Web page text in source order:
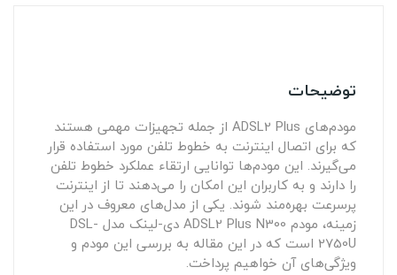
توضیحات
مودم‌های ADSL2 Plus از جمله تجهیزات مهمی هستند
که برای اتصال اینترنت به خطوط تلفن مورد استفاده قرار
می‌گیرند. این مودم‌ها توانایی ارتقاء عملکرد خطوط تلفن
را دارند و به کاربران این امکان را می‌دهند تا از اینترنت
پرسرعت بهره‌مند شوند. یکی از مدل‌های معروف در این
زمینه، مودم ADSL2 Plus N300 دی-لینک مدل DSL-
2750U است که در این مقاله به بررسی این مودم و
ویژگی‌های آن خواهیم پرداخت.